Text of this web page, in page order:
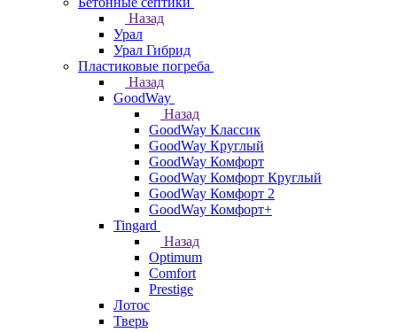
Назад
Урал
Урал Гибрид
Пластиковые погреба
Назад
GoodWay
Назад
GoodWay Классик
GoodWay Круглый
GoodWay Комфорт
GoodWay Комфорт Круглый
GoodWay Комфорт 2
GoodWay Комфорт+
Tingard
Назад
Optimum
Comfort
Prestige
Лотос
Тверь